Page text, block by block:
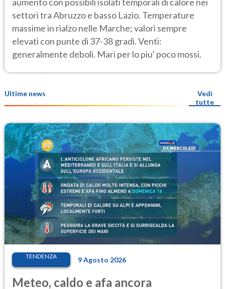
settori tra Abruzzo e basso Lazio. Temperature
massime in rialzo nelle Marche; valori sempre
elevati con punte di 37-38 gradi. Venti:
generalmente deboli. Mari per lo piu' poco mossi.
Ultime news
Vedi
tutte
TENDENZA 9 Agosto 2026
Meteo, caldo e afa ancora